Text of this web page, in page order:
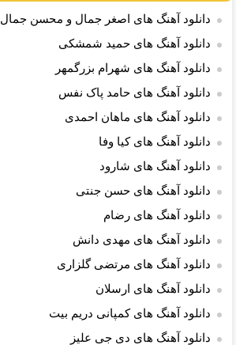
دانلود آهنگ های اصغر جمال و محسن جمال
دانلود آهنگ های حمید شمشکی
دانلود آهنگ های شهرام بزرگمهر
دانلود آهنگ های حامد پاک نفس
دانلود آهنگ های ماهان احمدی
دانلود آهنگ های کیا وفا
دانلود آهنگ های شارود
دانلود آهنگ های حسن جنتی
دانلود آهنگ های رضام
دانلود آهنگ های مهدی دانش
دانلود آهنگ های مرتضی گلزاری
دانلود آهنگ های ارسلان
دانلود آهنگ های کمپانی دریم بیت
دانلود آهنگ های دی جی علیز